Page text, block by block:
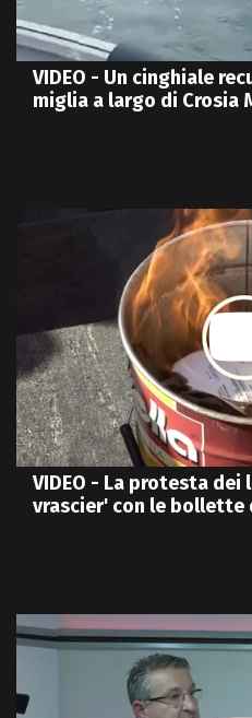
VIDEO - Un cinghiale
miglia a largo di Crosia
VIDEO - La protesta dei
vrascier' con le bollette